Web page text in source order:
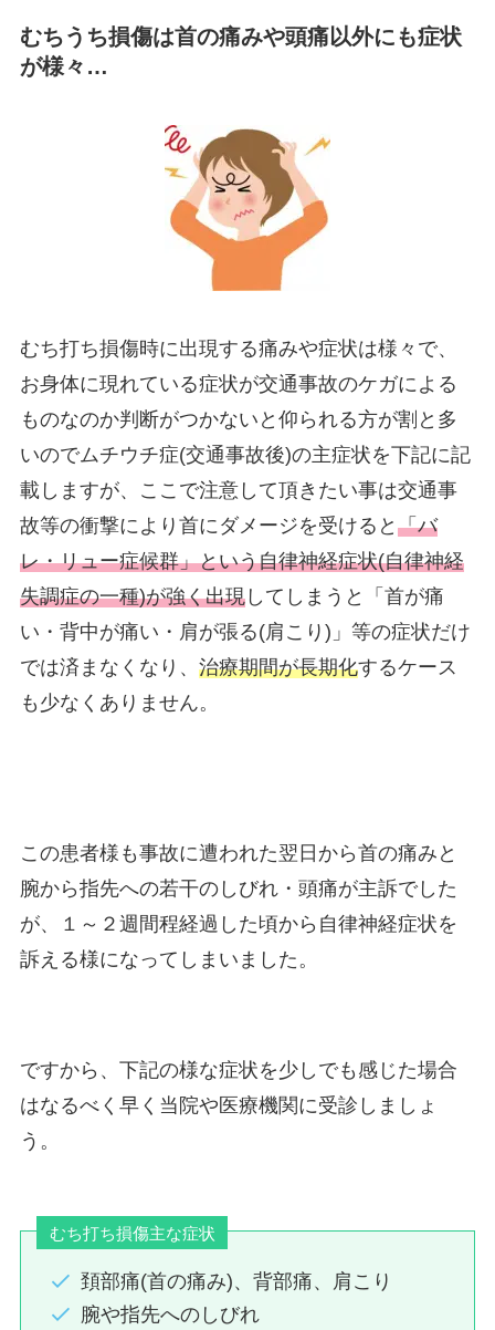
むちうち損傷は首の痛みや頭痛以外にも症状
が様々…
むち打ち損傷時に出現する痛みや症状は様々で、
お身体に現れている症状が交通事故のケガによる
ものなのか判断がつかないと仰られる方が割と多
いのでムチウチ症(交通事故後)の主症状を下記に記
載しますが、ここで注意して頂きたい事は交通事
故等の衝撃により首にダメージを受けると 「バ
レ・リュー症候群」という自律神経症状(自律神経
失調症の一種)が強く出現してしまうと「首が痛
い・背中が痛い・肩が張る(肩こり)」等の症状だけ
では済まなくなり、 治療期間が長期化するケース
も少なくありません。
この患者様も事故に遭われた翌日から首の痛みと
腕から指先への若干のしびれ・頭痛が主訴でした
が、１～２週間程経過した頃から自律神経症状を
訴える様になってしまいました。
ですから、下記の様な症状を少しでも感じた場合
はなるべく早く当院や医療機関に受診しましょ
う。
むち打ち損傷主な症状
頚部痛(首の痛み)、背部痛、肩こり
腕や指先へのしびれ